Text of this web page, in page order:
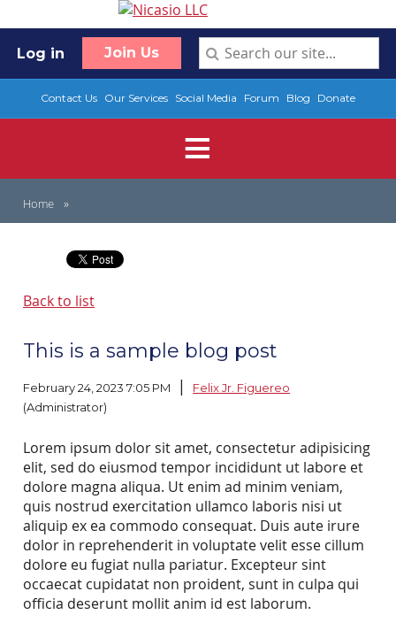
Log in Join Us
Contact Us Our Services Social Media Forum Blog Donate
Home
Back to list
This is a sample blog post
February 24, 2023 7:05 PM
Felix Jr. Figuereo
(Administrator)
Lorem ipsum dolor sit amet, consectetur adipisicing
elit, sed do eiusmod tempor incididunt ut labore et
dolore magna aliqua. Ut enim ad minim veniam,
quis nostrud exercitation ullamco laboris nisi ut
aliquip ex ea commodo consequat. Duis aute irure
dolor in reprehenderit in voluptate velit esse cillum
dolore eu fugiat nulla pariatur. Excepteur sint
occaecat cupidatat non proident, sunt in culpa qui
officia deserunt mollit anim id est laborum.